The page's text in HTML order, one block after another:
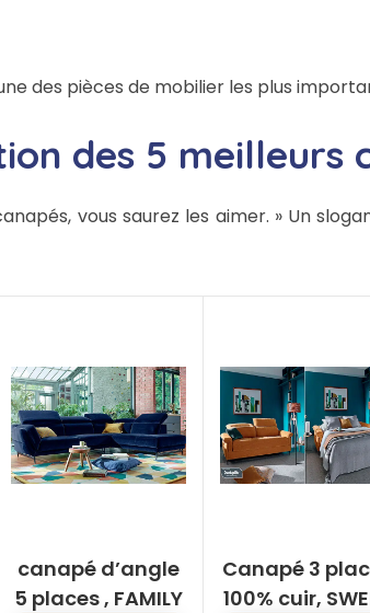
des pièces de mobilier les plus
des 5 meilleurs
vous saurez les aimer. » Un
canapé d’angle
5 places , FAMILY
Canapé 3
100% cuir,